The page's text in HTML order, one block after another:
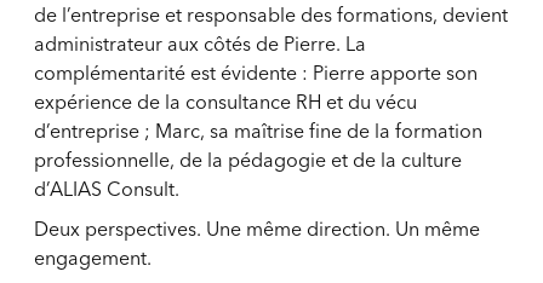
de l’entreprise et responsable des formations, devient
administrateur aux côtés de Pierre. La
complémentarité est évidente : Pierre apporte son
expérience de la consultance RH et du vécu
d’entreprise ; Marc, sa maîtrise fine de la formation
professionnelle, de la pédagogie et de la culture
d’ALIAS Consult.
Deux perspectives. Une même direction. Un même
engagement.